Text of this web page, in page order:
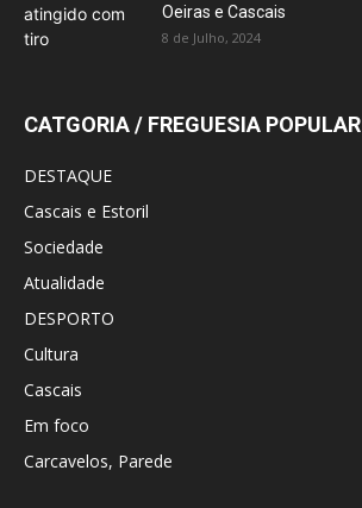
Oeiras e Cascais
8 de Julho, 2024
CATGORIA / FREGUESIA POPULAR
DESTAQUE
Cascais e Estoril
Sociedade
Atualidade
DESPORTO
Cultura
Cascais
Em foco
Carcavelos, Parede